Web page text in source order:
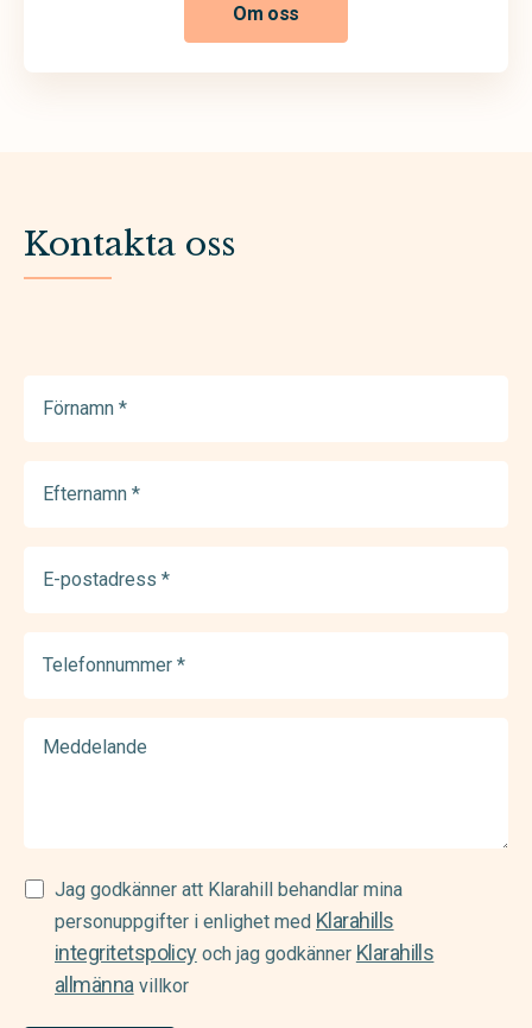
Om oss
Kontakta oss
(Required)
(Required)
postadress
(Required)
Samtycke
(Required)
Jag godkänner att Klarahill behandlar mina
personuppgifter i enlighet med Klarahills
integritetspolicyoch jag godkänner Klarahills
allmännavillkor